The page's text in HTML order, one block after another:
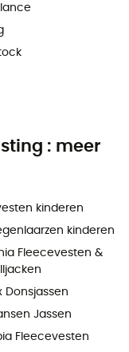
: meer
kinderen
kinderen
Fleecevesten &
Donsjassen
Jassen
Fleecevesten